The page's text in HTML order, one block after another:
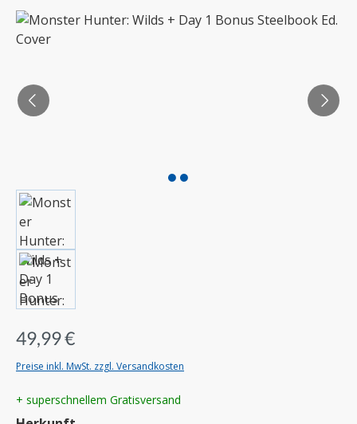
Bildergalerie überspringen
49,99 €
Preise inkl. MwSt. zzgl. Versandkosten
+ superschnellem Gratisversand